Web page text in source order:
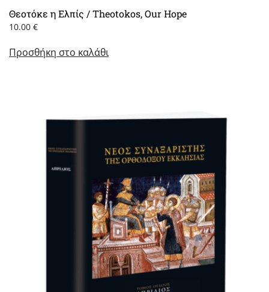
Θεοτόκε η Ελπίς / Theotokos, Our Hope
10.00 €
Προσθήκη στο καλάθι